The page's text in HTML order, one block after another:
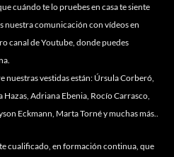
cuándo te lo pruebes en casa te siente
nuestra comunicación con vídeos en
canal de Youtube, donde puedes
nuestras vestidas están: Úrsula Corberó,
Adriana Ebenia, Rocío Carrasco,
Eckmann, Marta Torné y muchas más..
cualificado, en formación continua, que